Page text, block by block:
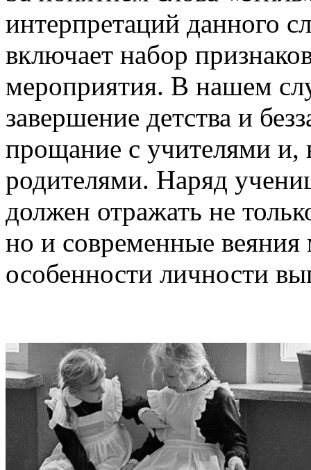
интерпретаций данного
включает набор
мероприятия. В нашем
завершение детства и
прощание с учителями и,
родителями. Наряд
должен отражать не
но и современные
особенности личности